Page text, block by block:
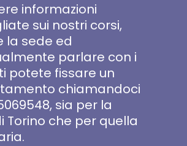
informazioni
sui nostri corsi,
la sede ed
parlare con i
potete fissare un
chiamandoci
sia per la
Torino che per quella